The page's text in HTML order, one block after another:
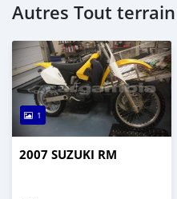
Autres Tout
1
2007 SUZUKI RM